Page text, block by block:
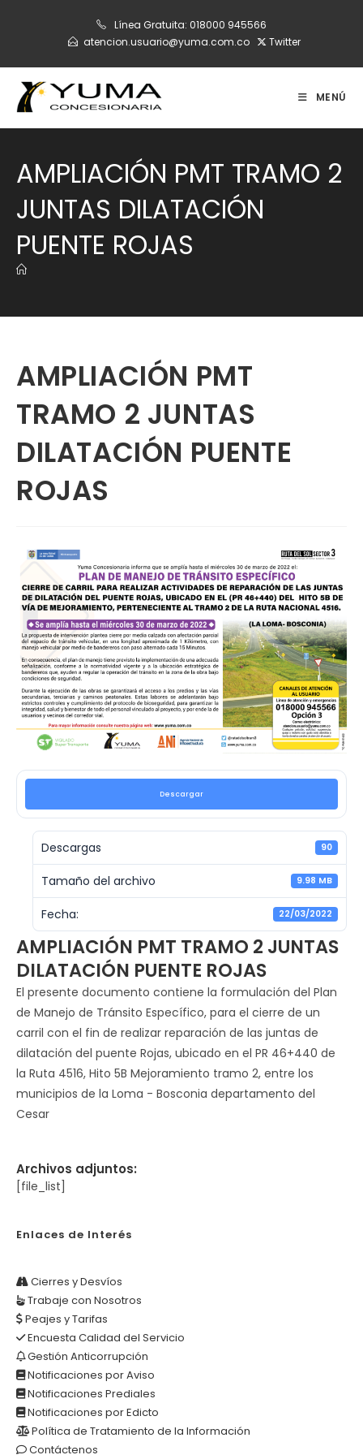
Línea Gratuita: 018000 945566
atencion.usuario@yuma.com.co
Twitter
MENÚ
AMPLIACIÓN PMT TRAMO 2
JUNTAS DILATACIÓN
PUENTE ROJAS
AMPLIACIÓN PMT
TRAMO 2 JUNTAS
DILATACIÓN PUENTE
ROJAS
Descargar
Descargas 90
Tamaño del archivo 9.98 MB
Fecha: 22/03/2022
AMPLIACIÓN PMT TRAMO 2 JUNTAS
DILATACIÓN PUENTE ROJAS
El presente documento contiene la formulación del Plan
de Manejo de Tránsito Específico, para el cierre de un
carril con el fin de realizar reparación de las juntas de
dilatación del puente Rojas, ubicado en el PR 46+440 de
la Ruta 4516, Hito 5B Mejoramiento tramo 2, entre los
municipios de la Loma - Bosconia departamento del
Cesar
Archivos adjuntos:
[file_list]
Enlaces de Interés
Cierres y Desvíos
Trabaje con Nosotros
Peajes y Tarifas
Encuesta Calidad del Servicio
Gestión Anticorrupción
Notificaciones por Aviso
Notificaciones Prediales
Notificaciones por Edicto
Política de Tratamiento de la Información
Contáctenos